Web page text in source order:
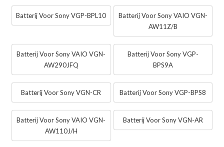
Batterij Voor Sony VGP-BPL10
Batterij Voor Sony VAIO VGN-
AW11Z/B
Batterij Voor Sony VAIO VGN-
AW290JFQ
Batterij Voor Sony VGP-
BPS9A
Batterij Voor Sony VGN-CR Batterij Voor Sony VGP-BPS8
Batterij Voor Sony VAIO VGN-
AW110J/H
Batterij Voor Sony VGN-AR